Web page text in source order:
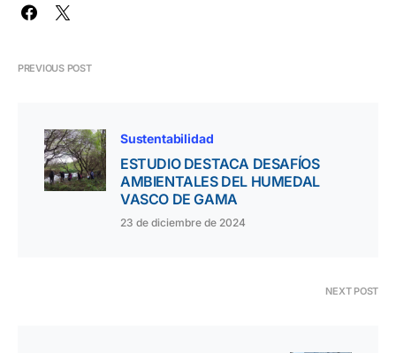
PREVIOUS POST
Sustentabilidad
ESTUDIO DESTACA DESAFÍOS
AMBIENTALES DEL HUMEDAL
VASCO DE GAMA
23 de diciembre de 2024
NEXT POST